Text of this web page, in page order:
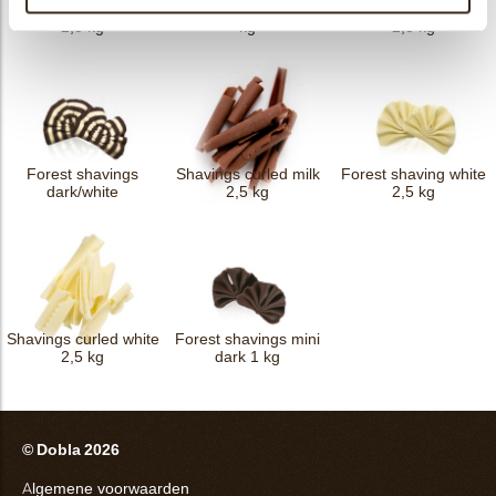
Forest shavings dark
2,5 kg
Shavings flat dark 2,5
kg
Shavings curled dark
2,5 kg
Forest shavings
dark/white
Shavings curled milk
2,5 kg
Forest shaving white
2,5 kg
Shavings curled white
2,5 kg
Forest shavings mini
dark 1 kg
© Dobla 2026
Algemene voorwaarden